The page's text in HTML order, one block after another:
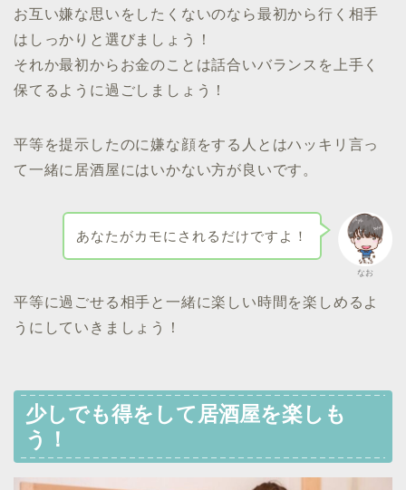
お互い嫌な思いをしたくないのなら最初から行く相手
はしっかりと選びましょう！
それか最初からお金のことは話合いバランスを上手く
保てるように過ごしましょう！
平等を提示したのに嫌な顔をする人とはハッキリ言っ
て一緒に居酒屋にはいかない方が良いです。
なお
あなたがカモにされるだけですよ！
平等に過ごせる相手と一緒に楽しい時間を楽しめるよ
うにしていきましょう！
少しでも得をして居酒屋を楽しも
う！